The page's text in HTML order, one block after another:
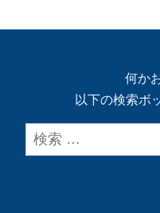
何か
以下の検索ボ